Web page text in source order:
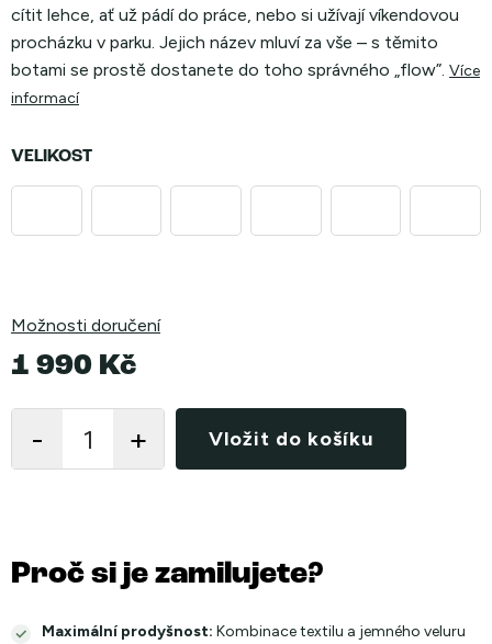
cítit lehce, ať už pádí do práce, nebo si užívají víkendovou
procházku v parku. Jejich název mluví za vše – s těmito
botami se prostě dostanete do toho správného „flow”. Více
informací
VELIKOST
Možnosti doručení
1 990 Kč
cena:
Vložit do košíku
Proč si je zamilujete?
Maximální prodyšnost: Kombinace textilu a jemného veluru